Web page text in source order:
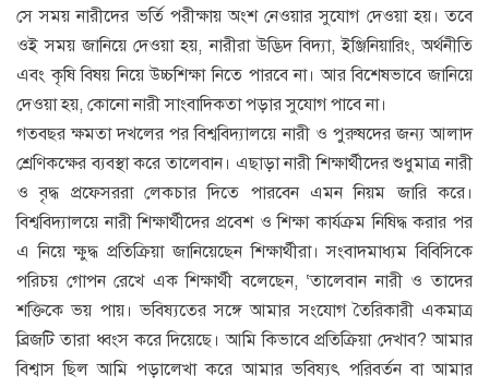
সে সময় নারীদের ভর্তি পরীক্ষায় অংশ নেওয়ার সুযোগ দেওয়া হয়। তবে
ওই সময় জানিয়ে দেওয়া হয়, নারীরা উদ্ভিদ বিদ্যা, ইঞ্জিনিয়ারিং, অর্থনীতি
এবং কৃষি বিষয় নিয়ে উচ্চশিক্ষা নিতে পারবে না। আর বিশেষভাবে জানিয়ে
দেওয়া হয়, কোনো নারী সাংবাদিকতা পড়ার সুযোগ পাবে না।
গতবছর ক্ষমতা দখলের পর বিশ্ববিদ্যালয়ে নারী ও পুরুষদের জন্য আলাদ
শ্রেণিকক্ষের ব্যবস্থা করে তালেবান। এছাড়া নারী শিক্ষার্থীদের শুধুমাত্র নারী
ও বৃদ্ধ প্রফেসররা লেকচার দিতে পারবেন এমন নিয়ম জারি করে।
বিশ্ববিদ্যালয়ে নারী শিক্ষার্থীদের প্রবেশ ও শিক্ষা কার্যক্রম নিষিদ্ধ করার পর
এ নিয়ে ক্ষুদ্ধ প্রতিক্রিয়া জানিয়েছেন শিক্ষার্থীরা। সংবাদমাধ্যম বিবিসিকে
পরিচয় গোপন রেখে এক শিক্ষার্থী বলেছেন, ‘তালেবান নারী ও তাদের
শক্তিকে ভয় পায়। ভবিষ্যতের সঙ্গে আমার সংযোগ তৈরিকারী একমাত্র
ব্রিজটি তারা ধ্বংস করে দিয়েছে। আমি কিভাবে প্রতিক্রিয়া দেখাব? আমার
বিশ্বাস ছিল আমি পড়ালেখা করে আমার ভবিষ্যৎ পরিবর্তন বা আমার